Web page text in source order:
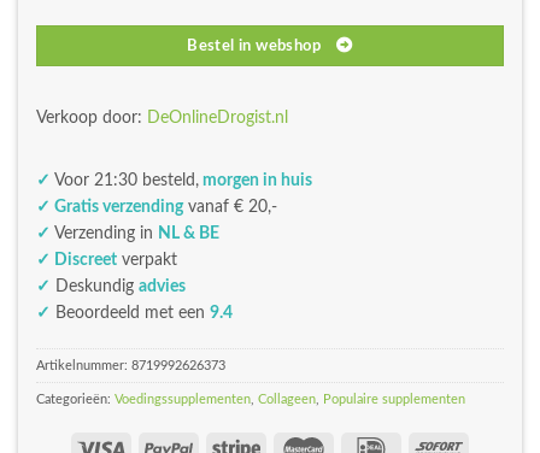
Bestel in webshop
Verkoop door: DeOnlineDrogist.nl
✓ Voor 21:30 besteld, morgen in huis
✓ Gratis verzendingvanaf € 20,-
✓ Verzending in NL & BE
✓ Discreet verpakt
✓
Deskundig advies
✓ Beoordeeld met een 9.4
Artikelnummer: 8719992626373
Categorieën: Voedingssupplementen Collageen Populaire supplementen